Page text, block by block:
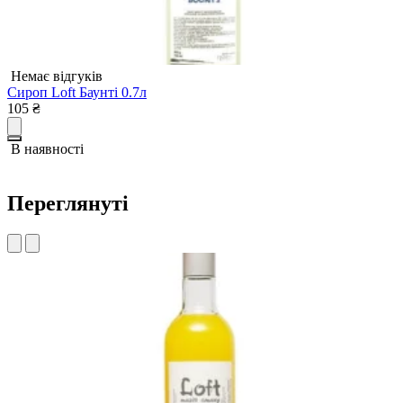
Немає відгуків
Сироп Loft Баунті 0.7л
105 ₴
В наявності
Переглянуті